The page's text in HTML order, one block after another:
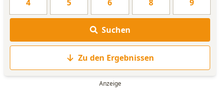
WORTLISTE
4 5 6 8 9
Suchen
Zu den Ergebnissen